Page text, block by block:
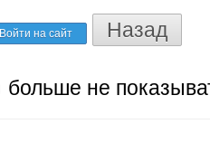
Войти на сайт Назад
больше не